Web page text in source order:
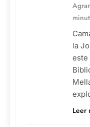
la
este
Leer